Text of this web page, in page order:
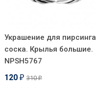
Украшение для пирсинга
соска. Крылья большие.
NPSH5767
120 ₽ 310₽